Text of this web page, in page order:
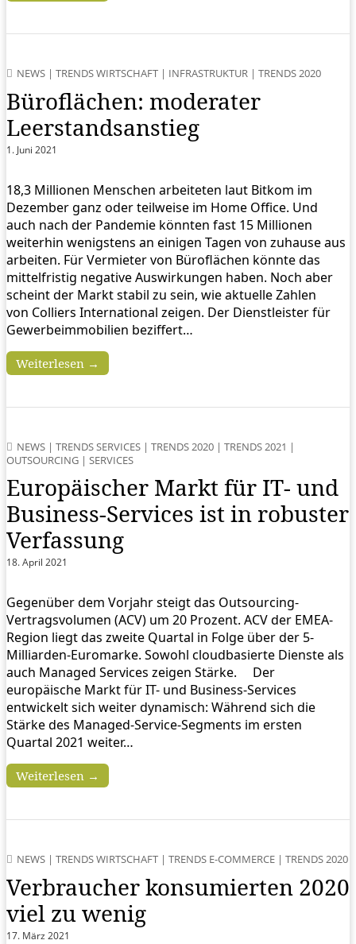
NEWS | TRENDS WIRTSCHAFT | INFRASTRUKTUR | TRENDS 2020
Büroflächen: moderater
Leerstandsanstieg
1. Juni 2021
18,3 Millionen Menschen arbeiteten laut Bitkom im
Dezember ganz oder teilweise im Home Office. Und
auch nach der Pandemie könnten fast 15 Millionen
weiterhin wenigstens an einigen Tagen von zuhause aus
arbeiten. Für Vermieter von Büroflächen könnte das
mittelfristig negative Auswirkungen haben. Noch aber
scheint der Markt stabil zu sein, wie aktuelle Zahlen
von Colliers International zeigen. Der Dienstleister für
Gewerbeimmobilien beziffert…
Weiterlesen →
NEWS | TRENDS SERVICES | TRENDS 2020 | TRENDS 2021 |
OUTSOURCING | SERVICES
Europäischer Markt für IT- und
Business-Services ist in robuster
Verfassung
18. April 2021
Gegenüber dem Vorjahr steigt das Outsourcing-
Vertragsvolumen (ACV) um 20 Prozent. ACV der EMEA-
Region liegt das zweite Quartal in Folge über der 5-
Milliarden-Euromarke. Sowohl cloudbasierte Dienste als
auch Managed Services zeigen Stärke. Der
europäische Markt für IT- und Business-Services
entwickelt sich weiter dynamisch: Während sich die
Stärke des Managed-Service-Segments im ersten
Quartal 2021 weiter…
Weiterlesen →
NEWS | TRENDS WIRTSCHAFT | TRENDS E-COMMERCE | TRENDS 2020
Verbraucher konsumierten 2020
viel zu wenig
17. März 2021